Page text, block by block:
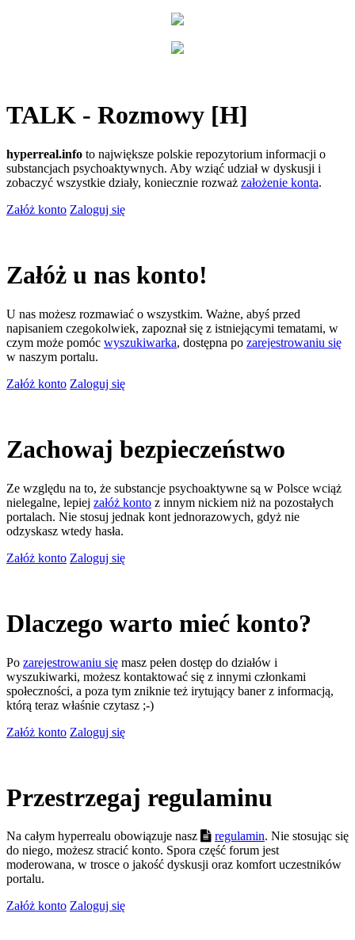
TALK - Rozmowy [H]
hyperreal.info to największe polskie repozytorium informacji o
substancjach psychoaktywnych. Aby wziąć udział w dyskusji i
zobaczyć wszystkie działy, koniecznie rozważ założenie konta.
Załóż konto Zaloguj się
Załóż u nas konto!
U nas możesz rozmawiać o wszystkim. Ważne, abyś przed
napisaniem czegokolwiek, zapoznał się z istniejącymi tematami, w
czym może pomóc wyszukiwarka, dostępna po zarejestrowaniu się
w naszym portalu.
Załóż konto Zaloguj się
Zachowaj bezpieczeństwo
Ze względu na to, że substancje psychoaktywne są w Polsce wciąż
nielegalne, lepiej załóż konto z innym nickiem niż na pozostałych
portalach. Nie stosuj jednak kont jednorazowych, gdyż nie
odzyskasz wtedy hasła.
Załóż konto Zaloguj się
Dlaczego warto mieć konto?
Po zarejestrowaniu się masz pełen dostęp do działów i
wyszukiwarki, możesz kontaktować się z innymi członkami
społeczności, a poza tym zniknie też irytujący baner z informacją,
którą teraz właśnie czytasz ;-)
Załóż konto Zaloguj się
Przestrzegaj regulaminu
Na całym hyperrealu obowiązuje nasz regulamin. Nie stosując się
do niego, możesz stracić konto. Spora część forum jest
moderowana, w trosce o jakość dyskusji oraz komfort uczestników
portalu.
Załóż konto Zaloguj się